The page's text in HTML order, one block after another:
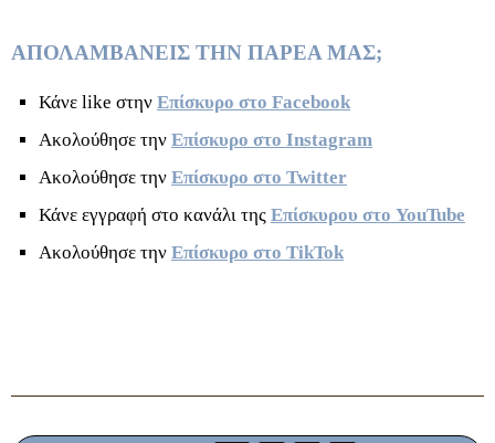
ΑΠΟΛΑΜΒΑΝΕΙΣ ΤΗΝ ΠΑΡΕΑ ΜΑΣ;
Κάνε like στην Επίσκυρο στο Facebook
Ακολούθησε την Επίσκυρο στο Instagram
Ακολούθησε την Επίσκυρο στο Twitter
Κάνε εγγραφή στο κανάλι της Επίσκυρου στο YouTube
Ακολούθησε την Επίσκυρο στο TikTok